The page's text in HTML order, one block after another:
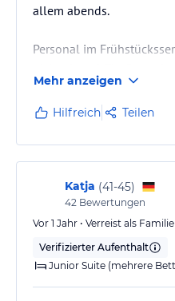
allem abends.
Personal im
Die „Bar“ ist eine kleine
Gerade bei kälteren
echt ungemütlich kalt.
geöffnet.
Eine Frechheit ist der
vom Hallenbad
Einblick durch alle
Mehr anzeigen
Hilfreich Teilen
Katja (41-45)
42 Bewertungen
Vor 1 Jahr • Verreist als
Verifizierter Aufenthalt